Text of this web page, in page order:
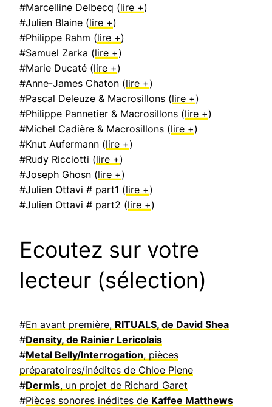
#Marcelline Delbecq (lire +)
#Julien Blaine (lire +)
#Philippe Rahm (lire +)
#Samuel Zarka (lire +)
#Marie Ducaté (lire +)
#Anne-James Chaton (lire +)
#Pascal Deleuze & Macrosillons (lire +)
#Philippe Pannetier & Macrosillons (lire +)
#Michel Cadière & Macrosillons (lire +)
#Knut Aufermann (lire +)
#Rudy Ricciotti (lire +)
#Joseph Ghosn (lire +)
#Julien Ottavi # part1 (lire +)
#Julien Ottavi # part2 (lire +)
Ecoutez sur votre
lecteur (sélection)
#En avant première, RITUALS, de David Shea
#Density, de Rainier Lericolais
#Metal Belly/Interrogation, pièces
préparatoires/inédites de Chloe Piene
#Dermis, un projet de Richard Garet
#Pièces sonores inédites de Kaffee Matthews